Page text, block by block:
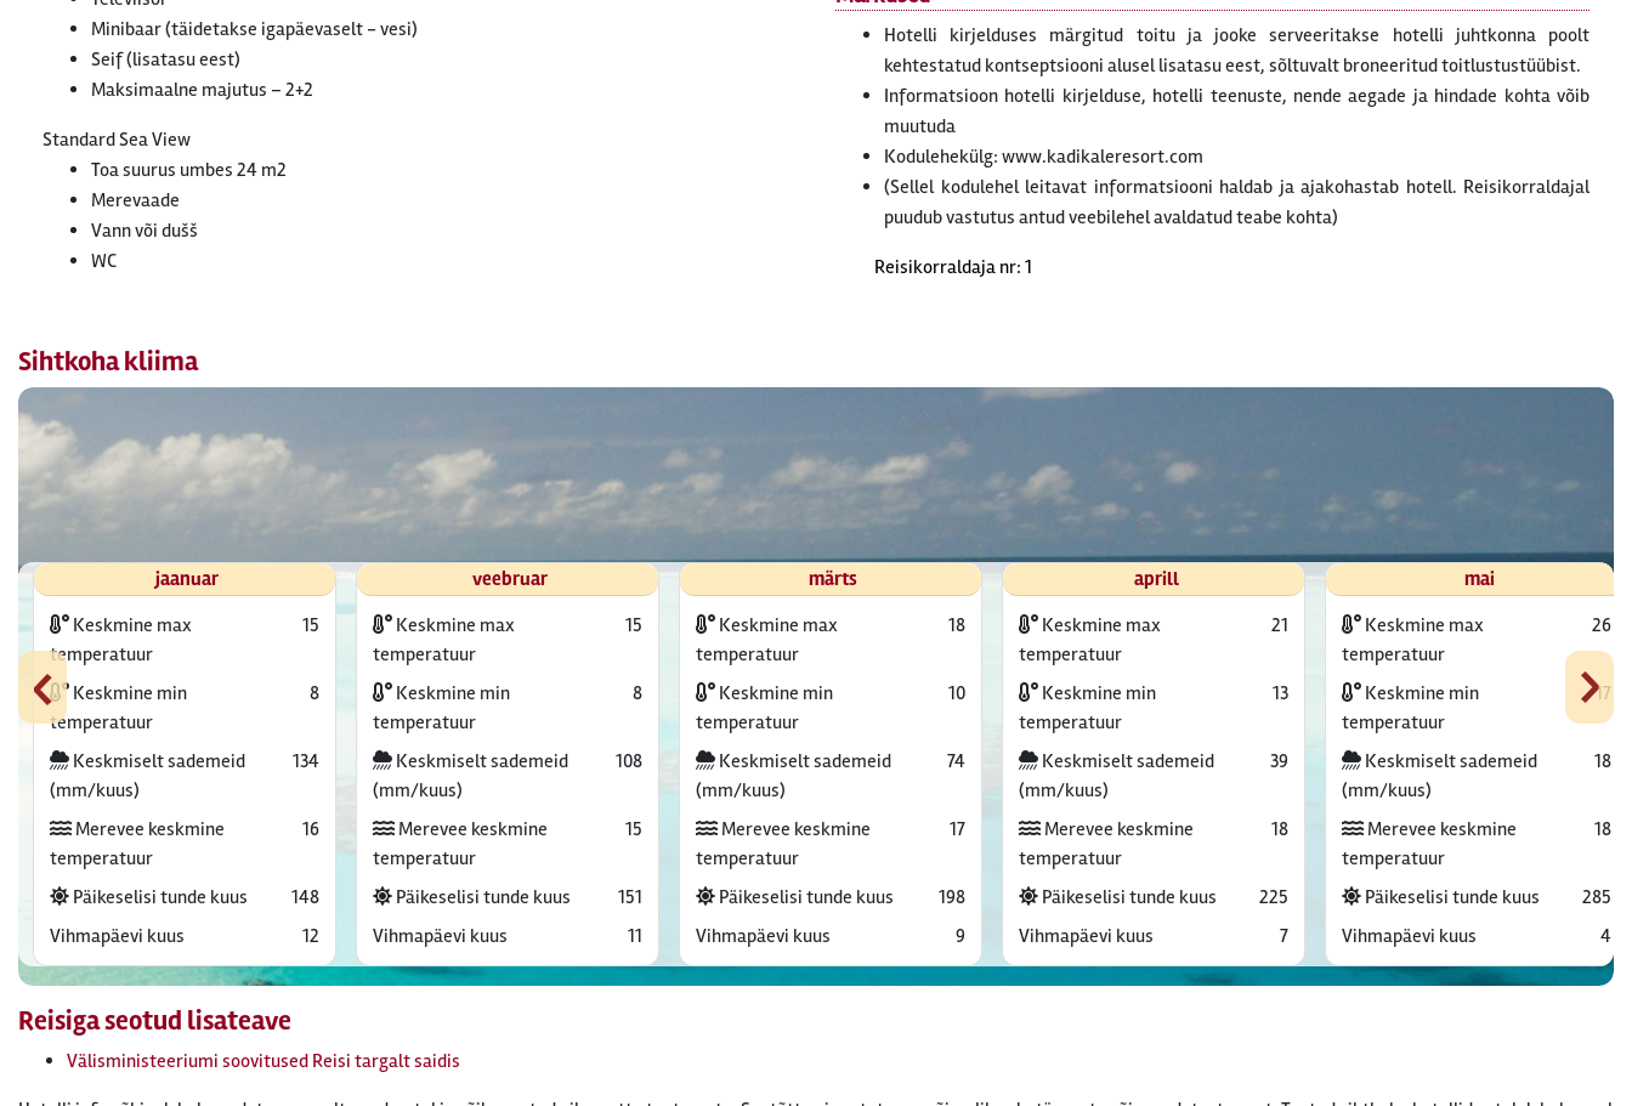
Minibaar (täidetakse igapäevaselt - vesi)
Seif (lisatasu eest)
Maksimaalne majutus – 2+2
Standard Sea View
Toa suurus umbes 24 m2
Merevaade
Vann või dušš
WC
Hotelli kirjelduses märgitud toitu ja jooke serveeritakse hotelli juhtkonna poolt
kehtestatud kontseptsiooni alusel lisatasu eest, sõltuvalt broneeritud toitlustustüübist.
Informatsioon hotelli kirjelduse, hotelli teenuste, nende aegade ja hindade kohta võib
muutuda
Kodulehekülg: www.kadikaleresort.com
(Sellel kodulehel leitavat informatsiooni haldab ja ajakohastab hotell. Reisikorraldajal
puudub vastutus antud veebilehel avaldatud teabe kohta)
Reisikorraldaja nr: 1
Sihtkoha kliima
‹ ›
jaanuar
Keskmine max
temperatuur
15
Keskmine min
temperatuur
8
Keskmiselt sademeid
(mm/kuus)
134
Merevee keskmine
temperatuur
16
Päikeselisi tunde kuus
148
Vihmapäevi kuus
12
veebruar
Keskmine max
temperatuur
15
Keskmine min
temperatuur
8
Keskmiselt sademeid
(mm/kuus)
108
Merevee keskmine
temperatuur
15
Päikeselisi tunde kuus
151
Vihmapäevi kuus
11
märts
Keskmine max
temperatuur
18
Keskmine min
temperatuur
10
Keskmiselt sademeid
(mm/kuus)
74
Merevee keskmine
temperatuur
17
Päikeselisi tunde kuus
198
Vihmapäevi kuus
9
aprill
Keskmine max
temperatuur
21
Keskmine min
temperatuur
13
Keskmiselt sademeid
(mm/kuus)
39
Merevee keskmine
temperatuur
18
Päikeselisi tunde kuus
225
Vihmapäevi kuus
7
mai
Keskmine max
temperatuur
26
Keskmine min
temperatuur
17
Keskmiselt sademeid
(mm/kuus)
18
Merevee keskmine
temperatuur
18
Päikeselisi tunde kuus
285
Vihmapäevi kuus
4
Reisiga seotud lisateave
Välisministeeriumi soovitused Reisi targalt saidis